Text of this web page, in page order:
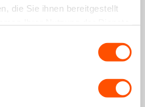
die Sie ihnen bereitgestellt
Silikonarmband mit